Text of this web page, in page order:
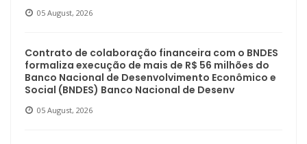
05 August, 2026
Contrato de colaboração financeira com o BNDES
formaliza execução de mais de R$ 56 milhões do
Banco Nacional de Desenvolvimento Econômico e
Social (BNDES) Banco Nacional de Desenv
05 August, 2026